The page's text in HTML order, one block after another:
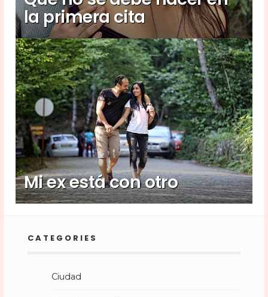
la primera cita
Mi ex está con otro
CATEGORIES
Ciudad